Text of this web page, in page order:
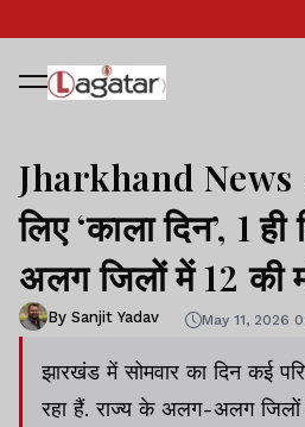
Jharkhand
लिए ‘काला दिन’, 1
अलग जिलों में 12 की
By Sanjit Yadav May 11, 2026
झारखंड में सोमवार का दिन कई
रहा हैं. राज्य के अलग-अलग